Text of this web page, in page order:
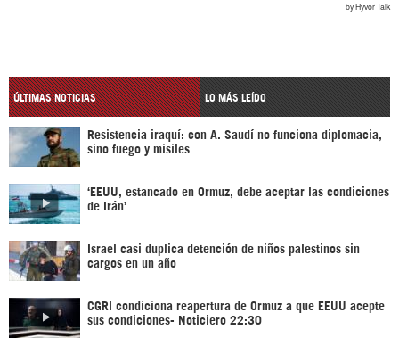
ÚLTIMAS NOTICIAS LO MÁS LEÍDO
Resistencia iraquí: con A. Saudí no funciona diplomacia,
sino fuego y misiles
‘EEUU, estancado en Ormuz, debe aceptar las condiciones
de Irán’
Israel casi duplica detención de niños palestinos sin
cargos en un año
CGRI condiciona reapertura de Ormuz a que EEUU acepte
sus condiciones- Noticiero 22:30